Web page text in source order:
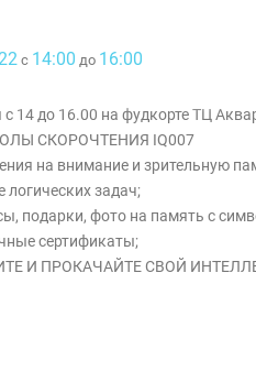
с 14:00 до 16:00
с 14 до 16.00 на фудкорте ТЦ
СКОРОЧТЕНИЯ IQ007
на внимание и зрительную
задач;
подарки, фото на память с
сертификаты;
И ПРОКАЧАЙТЕ СВОЙ